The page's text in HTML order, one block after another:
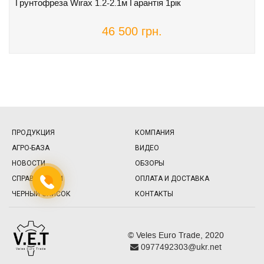
Грунтофреза Wirax 1.2-2.1м Гарантія 1рік
46 500 грн.
ПРОДУКЦИЯ
КОМПАНИЯ
АГРО-БАЗА
ВИДЕО
НОВОСТИ
ОБЗОРЫ
СПРАВОЧНИКИ
ОПЛАТА И ДОСТАВКА
ЧЕРНЫЙ СПИСОК
КОНТАКТЫ
© Veles Euro Trade, 2020
0977492303@ukr.net